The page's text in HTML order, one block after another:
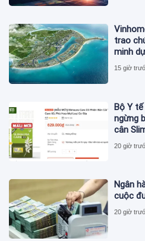
trao
minh
ISO
15 giờ
Bộ Y
ngừng
cân
20 giờ
Ngân
cuộc
20 giờ